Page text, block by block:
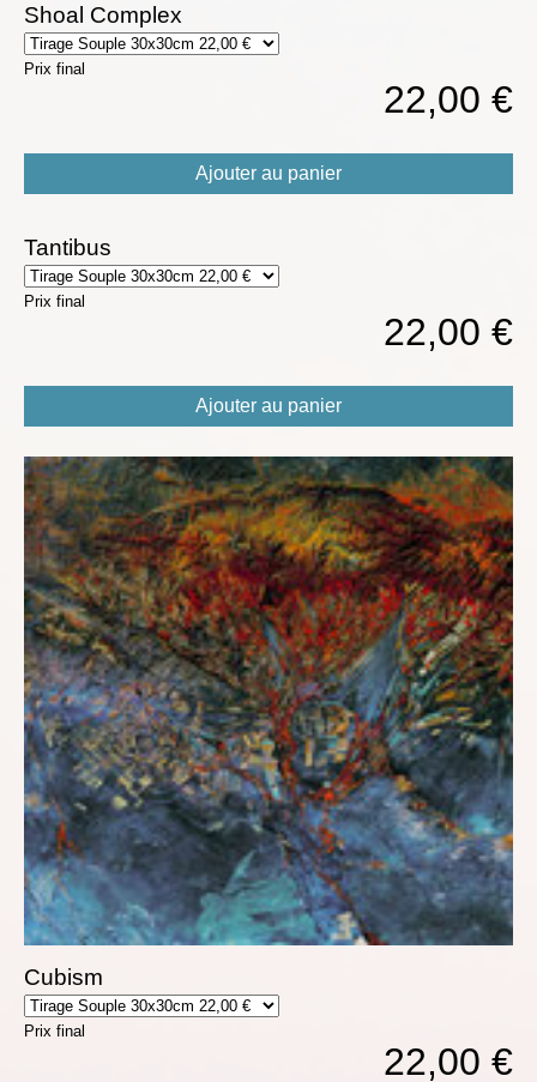
Shoal Complex
22,00 €
Prix final
Ajouter au panier
Tantibus
22,00 €
Prix final
Ajouter au panier
Cubism
22,00 €
Prix final